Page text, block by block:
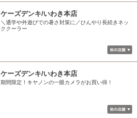
ケーズデンキ/いわき本店
＼通学や外遊びでの暑さ対策に／ひんやり長続きネッ
ククーラー
ケーズデンキ/いわき本店
期間限定！キヤノンの一眼カメラがお買い得！